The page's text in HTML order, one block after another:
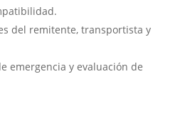
del remitente, transportista y
emergencia y evaluación de